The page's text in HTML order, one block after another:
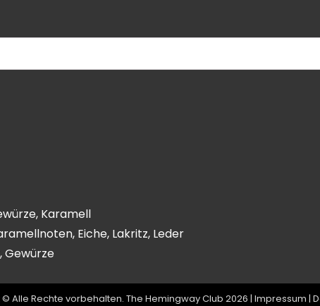
Karamell
Eiche, Lakritz, Leder
Gewürze
Alle Rechte vorbehalten. The Hemingway Club 2026 | Impressum |